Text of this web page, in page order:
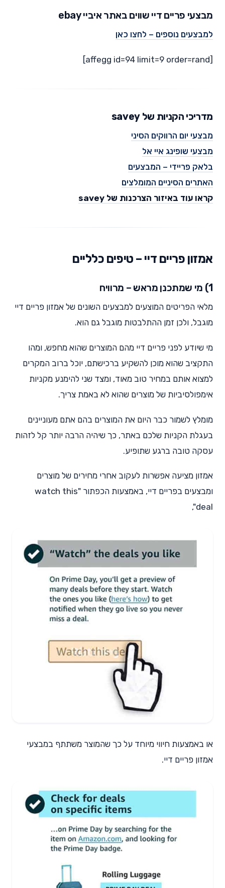
מבצעי פריים דיי שווים באתר איביי ebay
למבצעים נוספים – לחצו כאן
[affegg id=94 limit=9 order=rand]
מדריכי הקניות של savey
מבצעי יום הרווקים הסיני
מבצעי שופינג איי אל
בלאק פריידי – המבצעים
האתרים הסיניים המומלצים
קראו עוד באיזור הצרכנות של savey
אמזון פריים דיי – טיפים כלליים
1) מי שמתכנן מראש – מרוויח
מלאי הפריטים המוצעים למבצעים השונים של אמזון פריים דיי
מוגבל, ולכן זמן ההתלבטות מוגבל גם הוא.
מי שיודע לפני פריים דיי מהם המוצרים שהוא מחפש, ומהו
התקציב שהוא מוכן להשקיע ברכישתם, יוכל ברוב המקרים
למצוא אותם במחיר טוב מאוד, ומצד שני להימנע מקניות
אימפולסיביות של מוצרים שהוא לא באמת צריך.
מומלץ לשמור כבר היום את המוצרים בהם אתם מעוניינים
בעגלת הקניות שלכם באתר, כך שיהיה הרבה יותר קל לזהות
עסקה טובה ברגע שתופיע.
אמזון מציעה אפשרות לעקוב אחרי מחירים של מוצרים
ומבצעים בפריים דיי, באמצעות הכפתור "watch this
deal",
או באמצעות חיווי מיוחד על כך שהמוצר משתתף במבצעי
אמזון פריים דיי.